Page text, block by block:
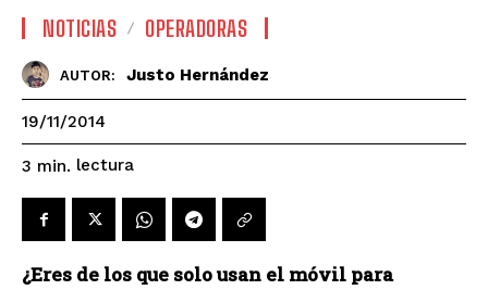
NOTICIAS OPERADORAS
AUTOR: Justo Hernández
19/11/2014
3 min. lectura
¿Eres de los que solo usan el móvil para